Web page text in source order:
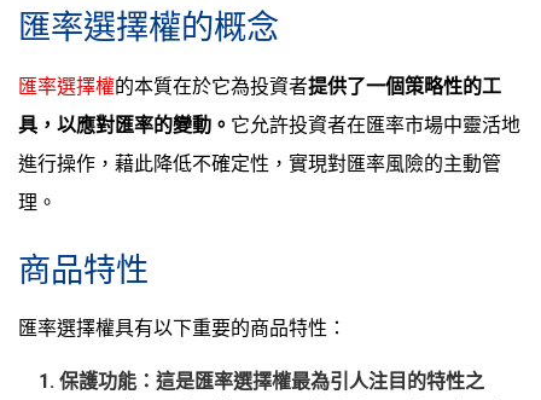
匯率選擇權的概念
匯率選擇權的本質在於它為投資者提供了一個策略性的工
具，以應對匯率的變動。 它允許投資者在匯率市場中靈活地
進行操作，藉此降低不確定性，實現對匯率風險的主動管
理。
商品特性
匯率選擇權具有以下重要的商品特性：
保護功能：這是匯率選擇權最為引人注目的特性之